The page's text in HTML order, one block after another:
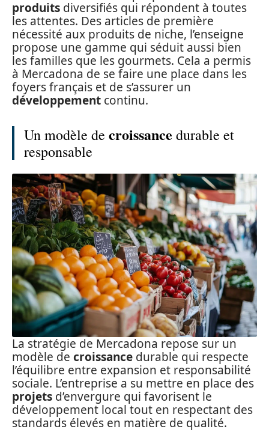
produits diversifiés qui répondent à toutes
les attentes. Des articles de première
nécessité aux produits de niche, l’enseigne
propose une gamme qui séduit aussi bien
les familles que les gourmets. Cela a permis
à Mercadona de se faire une place dans les
foyers français et de s’assurer un
développement continu.
Un modèle de croissance durable et
responsable
La stratégie de Mercadona repose sur un
modèle de croissance durable qui respecte
l’équilibre entre expansion et responsabilité
sociale. L’entreprise a su mettre en place des
projets d’envergure qui favorisent le
développement local tout en respectant des
standards élevés en matière de qualité.